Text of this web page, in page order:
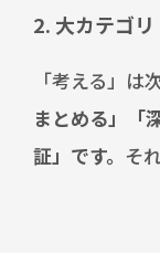
2. 大カテゴリ
「考える」
まとめる」「
証」です。 そ